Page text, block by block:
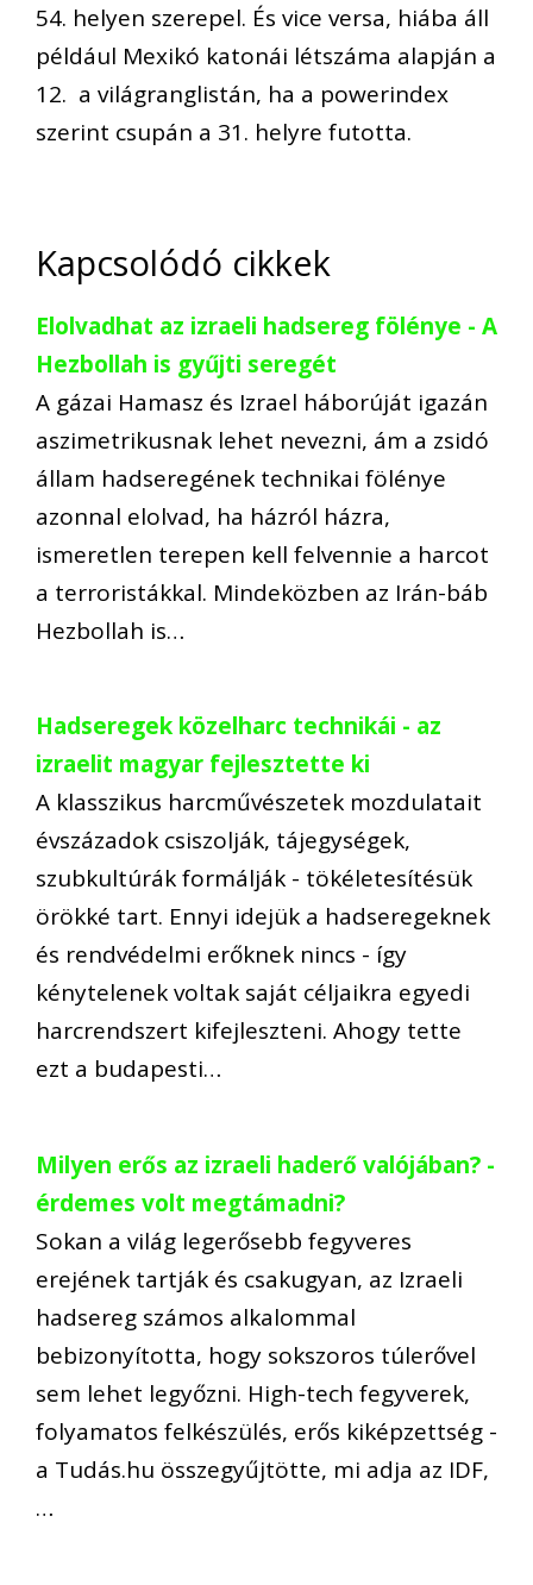
54. helyen szerepel​. És vice versa, hiába áll
például Mexikó katonái létszáma alapján a
12. a világranglistán, ha a powerindex
szerint csupán a 31. helyre futotta.
Kapcsolódó cikkek
Elolvadhat az izraeli hadsereg fölénye - A
Hezbollah is gyűjti seregét
A gázai Hamasz és Izrael háborúját igazán
aszimetrikusnak lehet nevezni, ám a zsidó
állam hadseregének technikai fölénye
azonnal elolvad, ha házról házra,
ismeretlen terepen kell felvennie a harcot
a terroristákkal. Mindeközben az Irán-báb
Hezbollah is…
Hadseregek közelharc technikái - az
izraelit magyar fejlesztette ki
A klasszikus harcművészetek mozdulatait
évszázadok csiszolják, tájegységek,
szubkultúrák formálják - tökéletesítésük
örökké tart. Ennyi idejük a hadseregeknek
és rendvédelmi erőknek nincs - így
kénytelenek voltak saját céljaikra egyedi
harcrendszert kifejleszteni. Ahogy tette
ezt a budapesti…
Milyen erős az izraeli haderő valójában? -
érdemes volt megtámadni?
Sokan a világ legerősebb fegyveres
erejének tartják és csakugyan, az Izraeli
hadsereg számos alkalommal
bebizonyította, hogy sokszoros túlerővel
sem lehet legyőzni. High-tech fegyverek,
folyamatos felkészülés, erős kiképzettség -
a Tudás.hu összegyűjtötte, mi adja az IDF,
…